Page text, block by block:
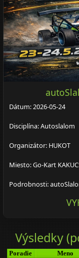
Dátum: 2026-05-24
Disciplína: Autoslalom
Organizátor: HUKOT
Miesto: Go-Kart
Podrobnosti:
Výsledky
Poradie Meno